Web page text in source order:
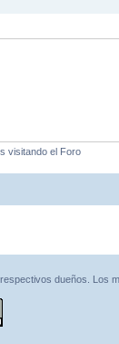
visitando el Foro
dueños. Los